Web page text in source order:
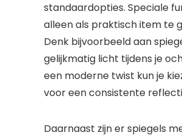
standaardopties. Speciale
alleen als praktisch item te
Denk bijvoorbeeld aan
gelijkmatig licht tijdens je
een moderne twist kun je
voor een consistente
Daarnaast zijn er spiegels